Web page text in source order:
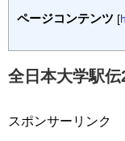
ページコンテンツ [
全日本大学駅伝
スポンサーリンク